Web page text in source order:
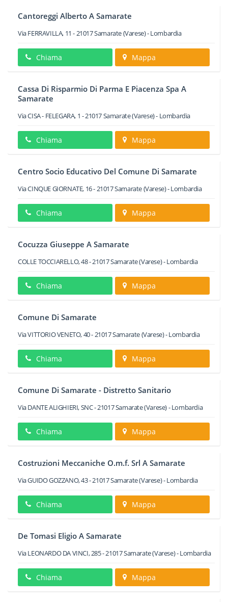
Cantoreggi Alberto A Samarate
Via FERRAVILLA, 11 -21017Samarate(Varese) -Lombardia
Chiama Mappa
Cassa Di Risparmio Di Parma E Piacenza Spa A
Samarate
Via CISA - FELEGARA, 1 -21017Samarate(Varese) - Lombardia
Chiama Mappa
Centro Socio Educativo Del Comune Di Samarate
Via CINQUE GIORNATE, 16-21017Samarate(Varese) -Lombardia
Chiama Mappa
Cocuzza Giuseppe A Samarate
COLLE TOCCIARELLO, 48-21017Samarate(Varese) -Lombardia
Chiama Mappa
Comune Di Samarate
Via VITTORIO VENETO, 40-21017Samarate(Varese) -Lombardia
Chiama Mappa
Comune Di Samarate - Distretto Sanitario
Via DANTE ALIGHIERI, SNC-21017Samarate(Varese) -Lombardia
Chiama Mappa
Costruzioni Meccaniche O.m.f. Srl A Samarate
Via GUIDO GOZZANO, 43-21017Samarate(Varese) -Lombardia
Chiama Mappa
De Tomasi Eligio A Samarate
Via LEONARDO DA VINCI, 285-21017Samarate(Varese) -Lombardia
Chiama Mappa